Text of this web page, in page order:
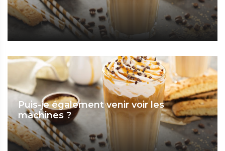
Puis-je également venir voir les
machines ?